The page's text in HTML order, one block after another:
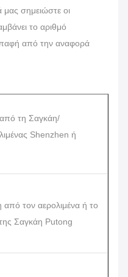
σημειώστε οι
το αριθμό
από την αναφορά
τη Σαγκάη/
Shenzhen ή
τον αερολιμένα ή το
Σαγκάη Putong